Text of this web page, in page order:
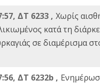
ΔΤ 6233 , Χωρίς
κατά τη
σε διαμέρισμα
ΔΤ 6232b ,